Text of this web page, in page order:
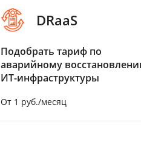
DRaaS
Подобрать тариф по
аварийному
ИТ-инфраструктуры
От 1 руб./месяц